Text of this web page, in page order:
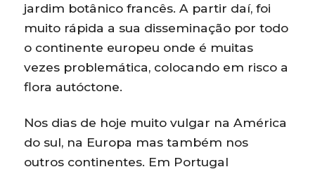
jardim botânico francês. A partir daí, foi
muito rápida a sua disseminação por todo
o continente europeu onde é muitas
vezes problemática, colocando em risco a
flora autóctone.
Nos dias de hoje muito vulgar na América
do sul, na Europa mas também nos
outros continentes. Em Portugal